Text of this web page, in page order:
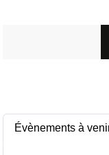
Évènements à